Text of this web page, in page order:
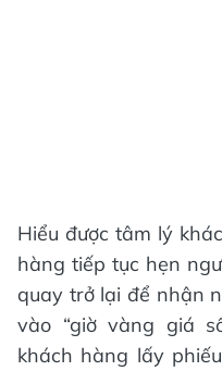
Hiểu được tâm lý
hàng tiếp tục hẹn
quay trở lại để nhận
vào “giờ vàng giá
khách hàng lấy